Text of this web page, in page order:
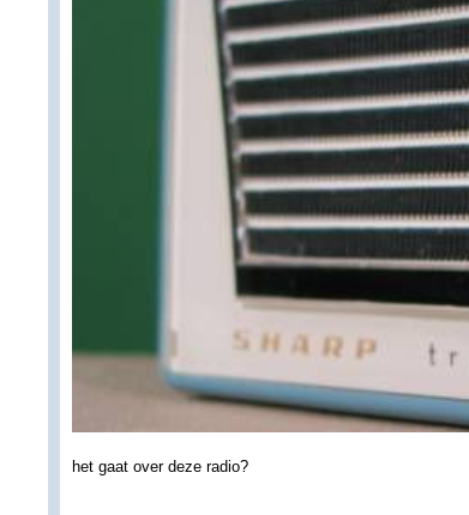
het gaat over deze radio?